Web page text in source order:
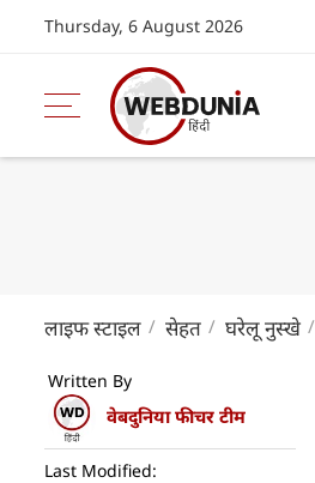
Thursday, 6 August 2026
लाइफ स्‍टाइल सेहत घरेलू नुस्खे
Written By
वेबदुनिया फीचर टीम
Last Modified: